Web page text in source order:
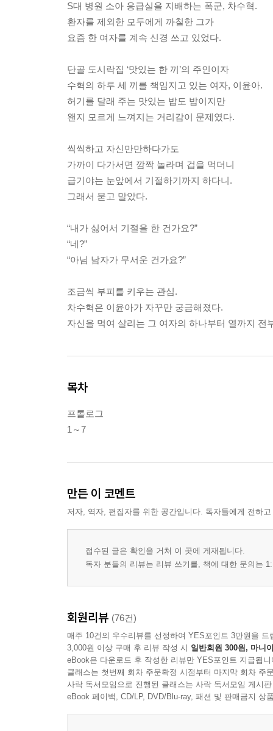
S대 병원 소아 응급실을 지배하는 폭군, 차수혁.
환자를 제외한 모두에게 까칠한 그가
요즘 한 여자를 계속 신경 쓰고 있었다.
단골 도시락집 ‘맛있는 한 끼’의 주인이자
수혁의 하루 세 끼를 책임지고 있는 여자, 이윤아.
허기를 달래 주는 맛있는 밥도 밥이지만
왠지 모르게 느껴지는 거리감이 문제였다.
씩씩하고 자신만만하다가도
가까이 다가서면 깜짝 놀라며 겁을 먹더니
급기야는 눈앞에서 기절하기까지 하다니.
그래서 묻고 말았다.
“내가 싫어서 기절을 한 건가요?”
“네?”
“아님 남자가 무서운 건가요?”
조금씩 부피를 키우는 관심.
차수혁은 이윤아가 자꾸만 궁금해졌다.
자신을 먹여 살리는 그 여자의 하나부터 열까지 전
목차
프롤로그
1～7
만든 이 코멘트
저자, 역자, 편집자를 위한 공간입니다. 독자들에게 전하
접수된 글은 확인을 거쳐 이 곳에 게재됩니다.
독자 분들의 리뷰는 리뷰 쓰기를, 책에 대한 문의는
회원리뷰 (76건)
매주 10건의 우수리뷰를 선정하여 YES포인트 3만원을 드
3,000원 이상 구매 후 리뷰 작성 시 일반회원 300원, 마니
eBook은 다운로드 후 작성한 리뷰만 YES포인트 지급됩니
클래스는 첫번째 회차 주문확정 시점부터 마지막 회차 주
사락 독서모임으로 진행된 클래스는 사락 독서모임 게시
eBook 페이백, CD/LP, DVD/Blu-ray, 패션 및 판매금지 상